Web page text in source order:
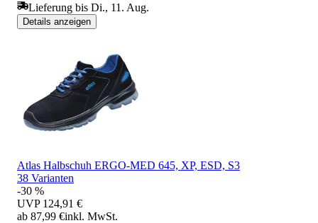
Lieferung bis Di., 11. Aug.
Details anzeigen
Atlas Halbschuh ERGO-MED 645, XP, ESD, S3
38 Varianten
-30 %
UVP 124,91 €
ab 87,99 €inkl. MwSt.